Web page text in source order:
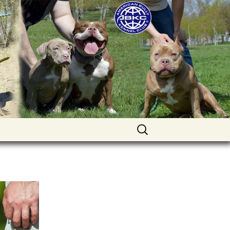
for sale. Worldwide shipping
Найти: